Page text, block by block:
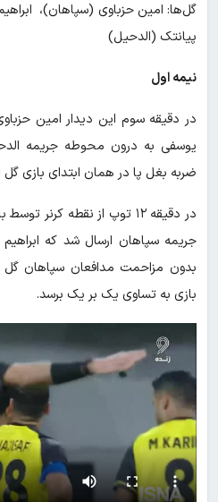
گل‌ها: امین حزباوی (سپاهان)،
پیانتک (الدحیل)
نیمه اول
در دقیقه سوم این دیدار امین
یوسفی به درون محوطه جریمه
ضربه بغل پا در همان ابتدای بازی گل
در دقیقه ۱۲ توپ از نقطه
جریمه سپاهان ارسال شد که
بدون مزاحمت مدافعان سپاهان گل
بازی به تساوی یک بر یک برسد.